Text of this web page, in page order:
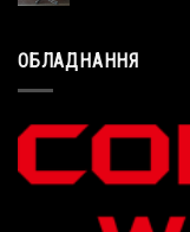
ОБЛАДНАННЯ